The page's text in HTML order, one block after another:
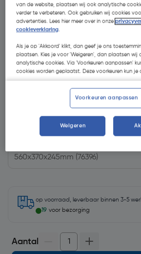
| Excl. btw € 82,60
op voorraad, leverbaar binnen 3-5
19 voor bezorging
Aantal
van de website, plaatsen wij ook analytische
verder te verbeteren. Ook gebruiken wij cookies
advertenties. Lees hier meer over in onze
cookieverklaring.
Als je op 'Akkoord' klikt, dan geef je ons
plaatsen. Kies je voor 'Weigeren', dan plaatsen wij
analytische cookies. Via 'Voorkeuren aanpassen'
cookies worden geplaatst. Deze voorkeuren kun je
Voorkeuren aanpassen
Weigeren